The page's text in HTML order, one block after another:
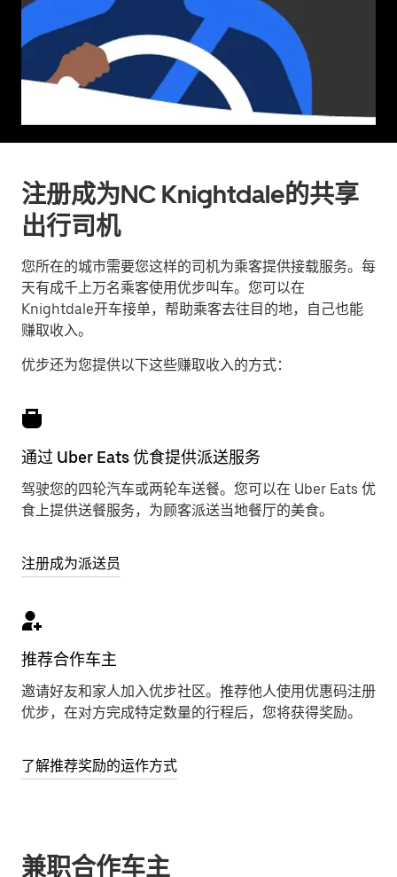
注册成为NC Knightdale的共享
出行司机
您所在的城市需要您这样的司机为乘客提供接载服务。每
天有成千上万名乘客使用优步叫车。您可以在
Knightdale开车接单，帮助乘客去往目的地，自己也能
赚取收入。
优步还为您提供以下这些赚取收入的方式：
通过 Uber Eats 优食提供派送服务
驾驶您的四轮汽车或两轮车送餐。您可以在 Uber Eats 优
食上提供送餐服务，为顾客派送当地餐厅的美食。
注册成为派送员
推荐合作车主
邀请好友和家人加入优步社区。推荐他人使用优惠码注册
优步，在对方完成特定数量的行程后，您将获得奖励。
了解推荐奖励的运作方式
兼职合作车主